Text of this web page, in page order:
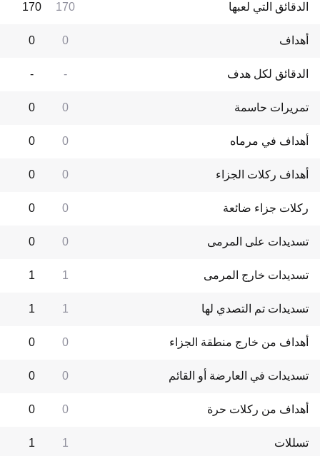
الدقائق التي لعبها 170
170
أهداف 0
0
الدقائق لكل هدف -
-
تمريرات حاسمة 0
0
أهداف في مرماه 0
0
أهداف ركلات الجزاء 0
0
ركلات جزاء ضائعة 0
0
تسديدات على المرمى 0
0
تسديدات خارج المرمى 1
1
تسديدات تم التصدي لها 1
1
أهداف من خارج منطقة الجزاء 0
0
تسديدات في العارضة أو القائم 0
0
أهداف من ركلات حرة 0
0
تسللات 1
1